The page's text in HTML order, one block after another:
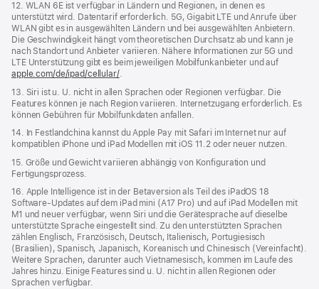
12. WLAN 6E ist verfügbar in Ländern und Regionen, in denen es
unterstützt wird. Datentarif erforderlich. 5G, Gigabit LTE und Anrufe über
WLAN gibt es in ausgewählten Ländern und bei ausgewählten Anbietern.
Die Geschwindigkeit hängt vom theoretischen Durchsatz ab und kann je
nach Standort und Anbieter variieren. Nähere Informationen zur 5G und
LTE Unterstützung gibt es beim jeweiligen Mobilfunkanbieter und auf
apple.com/de/ipad/cellular/.
13. Siri ist u. U. nicht in allen Sprachen oder Regionen verfügbar. Die
Features können je nach Region variieren. Internetzugang erforderlich. Es
können Gebühren für Mobilfunkdaten anfallen.
14. In Festlandchina kannst du Apple Pay mit Safari im Internet nur auf
kompatiblen iPhone und iPad Modellen mit iOS 11.2 oder neuer nutzen.
15. Größe und Gewicht variieren abhängig von Konfiguration und
Fertigungsprozess.
16. Apple Intelligence ist in der Betaversion als Teil des iPadOS 18
Software-Updates auf dem iPad mini (A17 Pro) und auf iPad Modellen mit
M1 und neuer verfügbar, wenn Siri und die Gerätesprache auf dieselbe
unterstützte Sprache eingestellt sind. Zu den unterstützten Sprachen
zählen Englisch, Französisch, Deutsch, Italienisch, Portugiesisch
(Brasilien), Spanisch, Japanisch, Koreanisch und Chinesisch (Vereinfacht).
Weitere Sprachen, darunter auch Vietnamesisch, kommen im Laufe des
Jahres hinzu. Einige Features sind u. U. nicht in allen Regionen oder
Sprachen verfügbar.